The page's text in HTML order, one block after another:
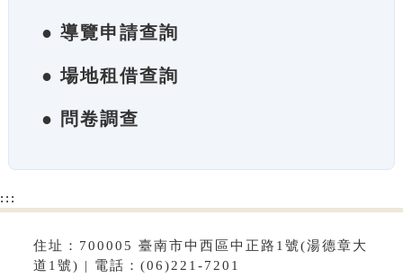
● 導覽申請查詢
● 場地租借查詢
● 問卷調查
:::
住址：700005 臺南市中西區中正路1號(湯德章大
道1號) | 電話：(06)221-7201